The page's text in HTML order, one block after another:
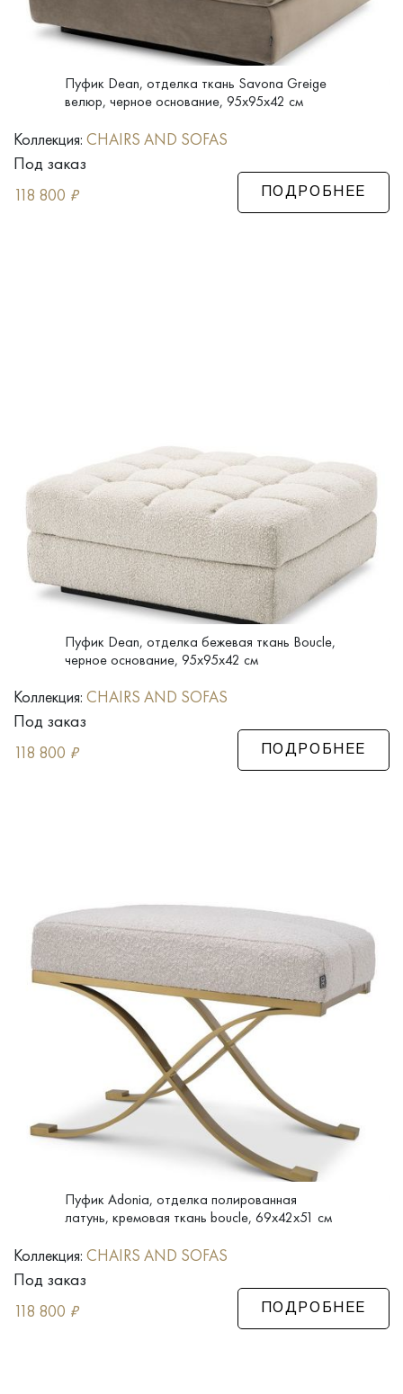
Пуфик Dean, отделка ткань Savona Greige
велюр, черное основание, 95x95x42 см
Коллекция: CHAIRS AND SOFAS
Под заказ
118 800 ₽ ПОДРОБНЕЕ
Пуфик Dean, отделка бежевая ткань Boucle,
черное основание, 95x95x42 см
Коллекция: CHAIRS AND SOFAS
Под заказ
118 800 ₽ ПОДРОБНЕЕ
Пуфик Adonia, отделка полированная
латунь, кремовая ткань boucle, 69x42x51 см
Коллекция: CHAIRS AND SOFAS
Под заказ
118 800 ₽ ПОДРОБНЕЕ